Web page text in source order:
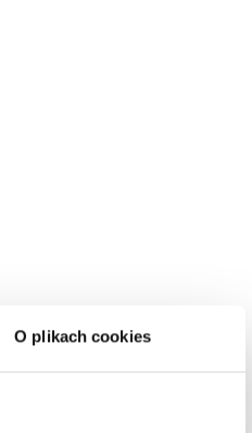
O plikach cookies